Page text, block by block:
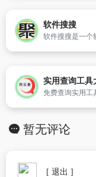
软件搜搜
暂无评论
[ 退出 ]